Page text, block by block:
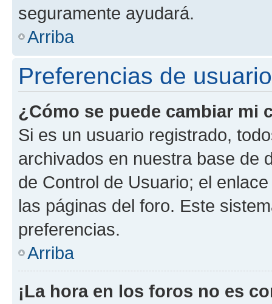
seguramente ayudará.
Arriba
Preferencias de
¿Cómo se puede cambiar mi
Si es un usuario registrado,
archivados en nuestra base de
de Control de Usuario; el
las páginas del foro. Este
preferencias.
Arriba
¡La hora en los foros no es